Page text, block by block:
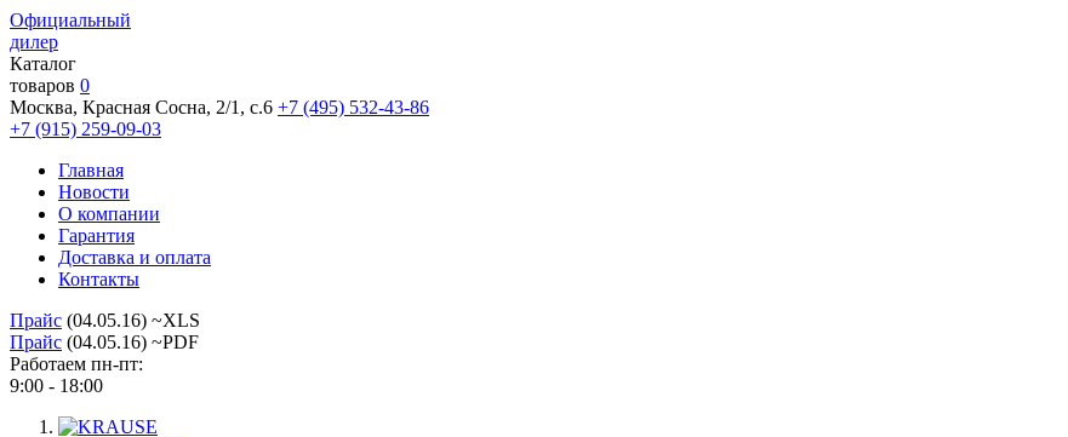
Официальный
дилер
Каталог
товаров 0
Москва, Красная Сосна, 2/1, с.6 +7 (495) 532-43-86
+7 (915) 259-09-03
Главная
Новости
О компании
Гарантия
Доставка и оплата
Контакты
Прайс (04.05.16) ~XLS
Прайс (04.05.16) ~PDF
Работаем пн-пт:
9:00 - 18:00